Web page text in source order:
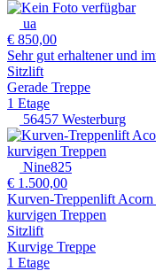
ua
€ 850,00
Sehr gut erhaltener und
Sitzlift
Gerade Treppe
1 Etage
56457 Westerburg
Nine825
€ 1.500,00
Kurven-Treppenlift
kurvigen Treppen
Sitzlift
Kurvige Treppe
1 Etage